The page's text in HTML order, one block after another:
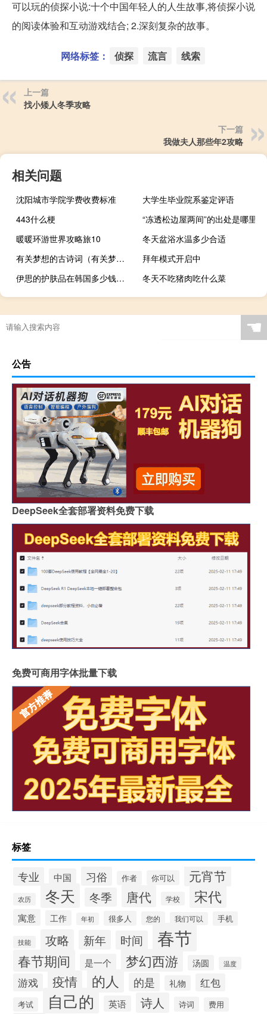
可以玩的侦探小说:十个中国年轻人的人生故事,将侦探小说
的阅读体验和互动游戏结合; 2.深刻复杂的故事。
网络标签： 侦探 流言 线索
上一篇
找小矮人冬季攻略
下一篇
我做夫人那些年2攻略
相关问题
沈阳城市学院学费收费标准
大学生毕业院系鉴定评语
443什么梗
“冻透松边屋两间”的出处是哪里
暖暖环游世界攻略旅10
冬天盆浴水温多少合适
有关梦想的古诗词（有关梦想的故事）
拜年模式开启中
伊思的护肤品在韩国多少钱（伊思的护肤品怎么样）
冬天不吃猪肉吃什么菜
☚
公告
DeepSeek全套部署资料免费下载
免费可商用字体批量下载
标签
专业 中国 习俗 作者 你可以 元宵节
农历 冬天 冬季 唐代 学校 宋代
寓意 工作 年初 很多人 您的 我们可以 手机
技能 攻略 新年 时间 春节
春节期间 是一个 梦幻西游 汤圆 温度
游戏 疫情 的人 的是 礼物 红包
考试 自己的 英语 诗人 诗词 费用